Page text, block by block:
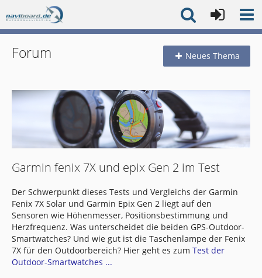
Forum Neues Thema
Garmin fenix 7X und epix Gen 2 im Test
Der Schwerpunkt dieses Tests und Vergleichs der Garmin
Fenix 7X Solar und Garmin Epix Gen 2 liegt auf den
Sensoren wie Höhenmesser, Positionsbestimmung und
Herzfrequenz. Was unterscheidet die beiden GPS-Outdoor-
Smartwatches? Und wie gut ist die Taschenlampe der Fenix
7X für den Outdoorbereich? Hier geht es zum Test der
Outdoor-Smartwatches ...